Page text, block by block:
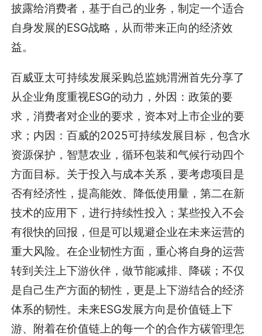
披露给消费者，基于自己的业务，制定一个适合
自身发展的ESG战略，从而带来正向的经济效
益。
百威亚太可持续发展采购总监姚渭洲首先分享了
从企业角度重视ESG的动力，外因：政策的要
求，消费者对企业的要求，资本对上市企业的要
求；内因：百威的2025可持续发展目标，包含水
资源保护，智慧农业，循环包装和气候行动四个
方面目标。关于投入与成本关系，要考虑项目是
否有经济性，提高能效、降低使用量，第二在新
技术的应用下，进行持续性投入；某些投入不会
有很快的回报，但是可以规避企业在未来运营的
重大风险。在企业韧性方面，重心将自身的运营
转到关注上下游伙伴，做节能减排、降碳；不仅
是自己生产方面的韧性，更是上下游结合的经济
体系的韧性。未来ESG发展方向是价值链上下
游、附着在价值链上的每一个的合作方碳管理怎